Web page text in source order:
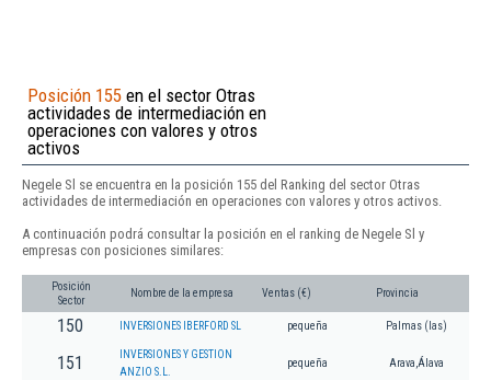
Posición 155 en el sector Otras
actividades de intermediación en
operaciones con valores y otros
activos
Negele Sl se encuentra en la posición 155 del Ranking del sector Otras
actividades de intermediación en operaciones con valores y otros activos.
A continuación podrá consultar la posición en el ranking de Negele Sl y
empresas con posiciones similares:
Posición
Sector
Nombre de la empresa Ventas (€) Provincia
150 INVERSIONES IBERFORD SL pequeña Palmas (las)
151
INVERSIONES Y GESTION
ANZIO S.L.
pequeña Arava,Álava